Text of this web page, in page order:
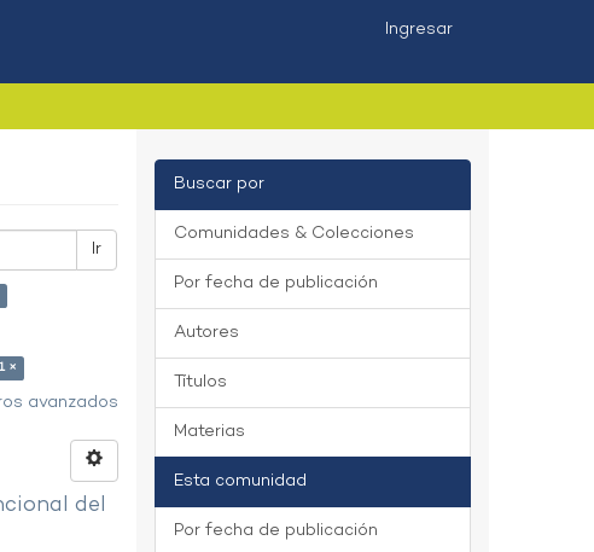
Ingresar
Ir
×
avanzados
del
Buscar por
Comunidades & Colecciones
Por fecha de publicación
Autores
Títulos
Materias
Esta comunidad
Por fecha de publicación